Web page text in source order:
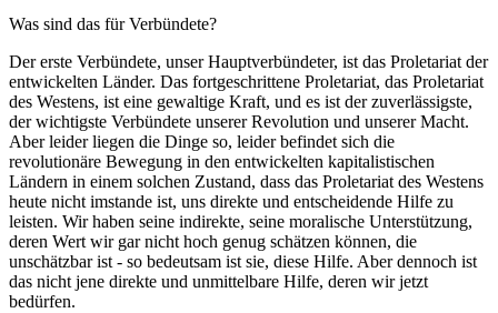
Was sind das für Verbündete?
Der erste Verbündete, unser Hauptverbündeter, ist das Proletariat der
entwickelten Länder. Das fortgeschrittene Proletariat, das Proletariat
des Westens, ist eine gewaltige Kraft, und es ist der zuverlässigste,
der wichtigste Verbündete unserer Revolution und unserer Macht.
Aber leider liegen die Dinge so, leider befindet sich die
revolutionäre Bewegung in den entwickelten kapitalistischen
Ländern in einem solchen Zustand, dass das Proletariat des Westens
heute nicht imstande ist, uns direkte und entscheidende Hilfe zu
leisten. Wir haben seine indirekte, seine moralische Unterstützung,
deren Wert wir gar nicht hoch genug schätzen können, die
unschätzbar ist - so bedeutsam ist sie, diese Hilfe. Aber dennoch ist
das nicht jene direkte und unmittelbare Hilfe, deren wir jetzt
bedürfen.